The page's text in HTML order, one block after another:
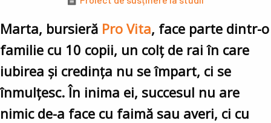
Marta, bursieră Pro Vita, face parte dintr-o
familie cu 10 copii, un colț de rai în care
iubirea și credința nu se împart, ci se
înmulțesc. În inima ei, succesul nu are
nimic de-a face cu faimă sau averi, ci cu